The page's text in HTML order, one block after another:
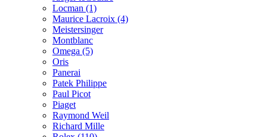
Locman (1)
Maurice Lacroix (4)
Meistersinger
Montblanc
Omega (5)
Oris
Panerai
Patek Philippe
Paul Picot
Piaget
Raymond Weil
Richard Mille